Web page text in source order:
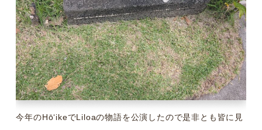
今年のHōʻikeでLiloaの物語を公演したので是非とも皆に見